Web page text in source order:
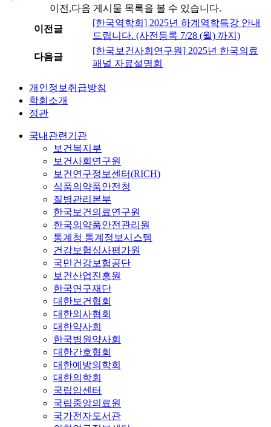
이전,다음 게시물 목록을 볼 수 있습니다.
이전글
[한국역학회] 2025년 하계역학특강 안내
드립니다. (사전등록 7/28 (월) 까지)
다음글
[한국보건사회연구원] 2025년 한국의료
패널 자료설명회
개인정보취급방침
학회소개
정관
국내관련기관
보건복지부
보건사회연구원
보건연구정보센터(RICH)
식품의약품안전청
질병관리본부
한국보건의료연구원
한국의약품안전관리원
통계청 통계정보시스템
건강보험심사평가원
국민건강보험공단
보건산업진흥원
한국연구재단
대한보건협회
대한의사협회
대한약사회
한국병원약사회
대한간호협회
대한예방의학회
대한의학회
국립암센터
국립중앙의료원
국가전자도서관